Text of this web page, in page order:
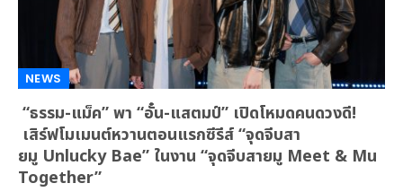
NEWS
“ธรรม-แม็ค” พา “อั๋น-แสตมป์” เปิดโหมดคนดวงดี!
เสิร์ฟโมเมนต์หวานตอนแรกซีรีส์ “จุดจีบสา
ยมู Unlucky Bae” ในงาน “จุดจีบสายมู Meet & Mu
Together”